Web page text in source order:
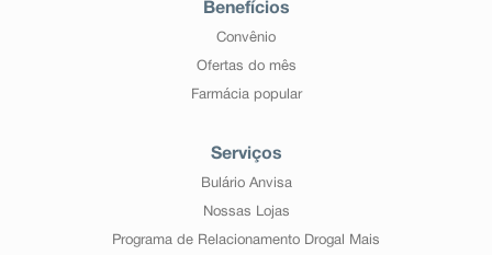
Benefícios
Convênio
Ofertas do mês
Farmácia popular
Serviços
Bulário Anvisa
Nossas Lojas
Programa de Relacionamento Drogal Mais